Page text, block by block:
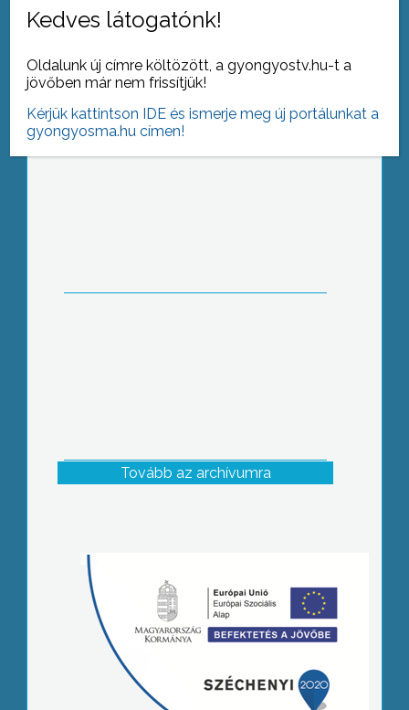
5 általános és 5 középiskola
diákküldötteinek részvételével Városi
Polgármesteri Hivatal dísztermében.
Tovább az archívumra
Kedves látogatónk!
Oldalunk új címre költözött, a gyongyostv.hu-t a
jövőben már nem frissítjük!
Kérjük kattintson IDE és ismerje meg új portálunkat a
gyongyosma.hu címen!